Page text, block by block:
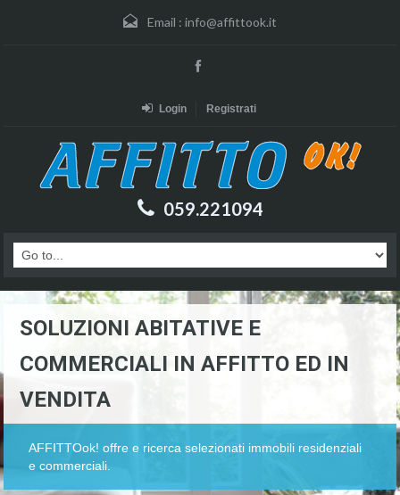
Email : info@affittook.it
Login Registrati
059.221094
SOLUZIONI ABITATIVE E
COMMERCIALI IN AFFITTO ED IN
VENDITA
AFFITTOok! offre e ricerca selezionati immobili residenziali
e commerciali.